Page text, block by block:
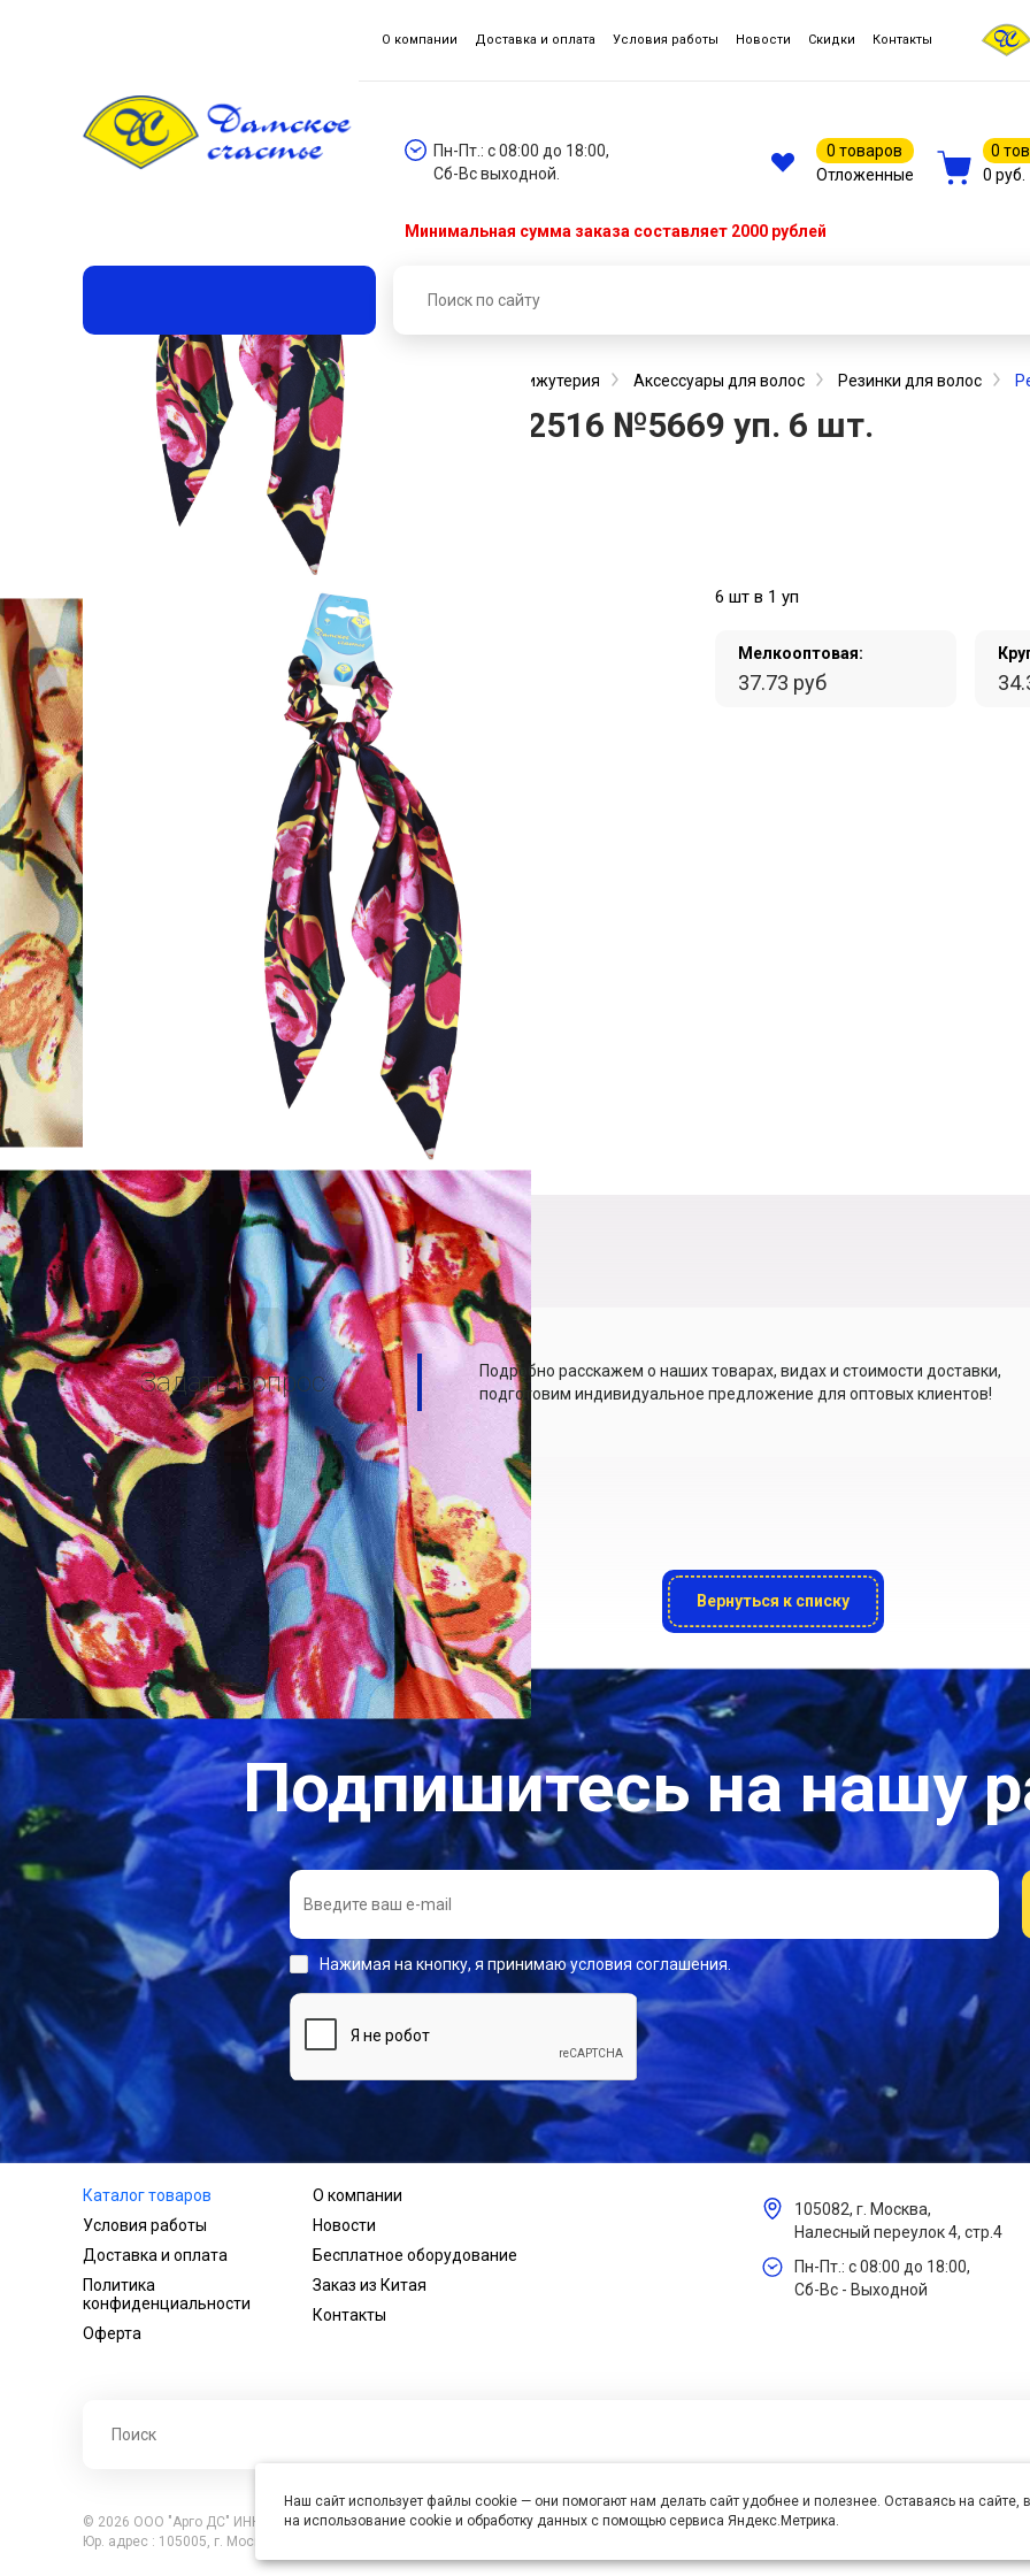
О компании Доставка и оплата Условия работы Новости Скидки Контакты
Пн-Пт.: с 08:00 до 18:00,
Сб-Вс выходной.
0 товаров
Отложенные
0
0 руб.
Минимальная сумма заказа составляет 2000 рублей
Каталог товаров Аксессуары для волос, бижутерия Аксессуары для волос Резинки для волос
Резинка декоративная ДС 2516 №5669 уп. 6 шт.
6 шт в 1 уп
Мелкооптовая:
37.73 руб
Задать вопрос
Подробно расскажем о наших товарах, видах и стоимости доставки,
подготовим индивидуальное предложение для оптовых клиентов!
Вернуться к списку
Подпишитесь на нашу
Нажимая на кнопку, я принимаю условия соглашения.
Каталог товаров
Условия работы
Доставка и оплата
Политика
конфиденциальности
Оферта
О компании
Новости
Бесплатное оборудование
Заказ из Китая
Контакты
105082, г. Москва,
Налесный переулок 4, стр.4
Пн-Пт.: с 08:00 до 18:00,
Сб-Вс - Выходной
© 2026 ООО "Арго ДС" ИНН 7701121430 ОГРН 1027739360417, Все права защищены
Юр. адрес : 105005, г. Москва, ул. Бауманская, д.20, стр. 3
Наш сайт использует файлы cookie — они помогают нам делать сайт удобнее и полезнее. Оставаясь на сайте,
на использование cookie и обработку данных с помощью сервиса Яндекс.Метрика.